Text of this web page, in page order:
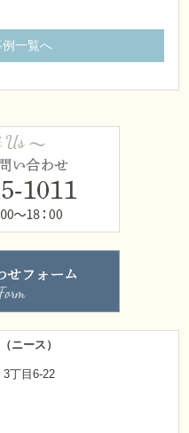
一覧へ
ニース）
3丁目6-22